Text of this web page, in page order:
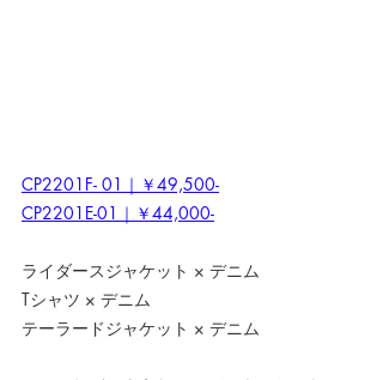
CP2201F- 01｜￥49,500-
CP2201E-01｜￥44,000-
ライダースジャケット × デニム
Tシャツ × デニム
テーラードジャケット × デニム